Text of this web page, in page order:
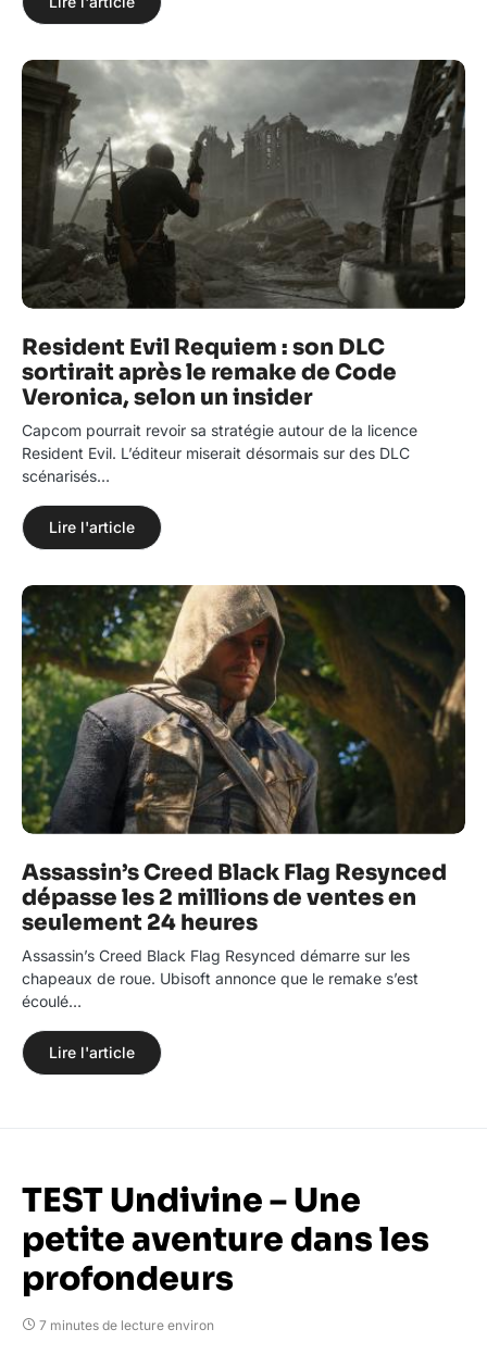
Resident Evil Requiem : son DLC
sortirait après le remake de Code
Veronica, selon un insider
Capcom pourrait revoir sa stratégie autour de la licence
Resident Evil. L’éditeur miserait désormais sur des DLC
scénarisés…
Lire l'article
Assassin’s Creed Black Flag Resynced
dépasse les 2 millions de ventes en
seulement 24 heures
Assassin’s Creed Black Flag Resynced démarre sur les
chapeaux de roue. Ubisoft annonce que le remake s’est
écoulé…
Lire l'article
TEST Undivine – Une
petite aventure dans les
profondeurs
7 minutes de lecture environ